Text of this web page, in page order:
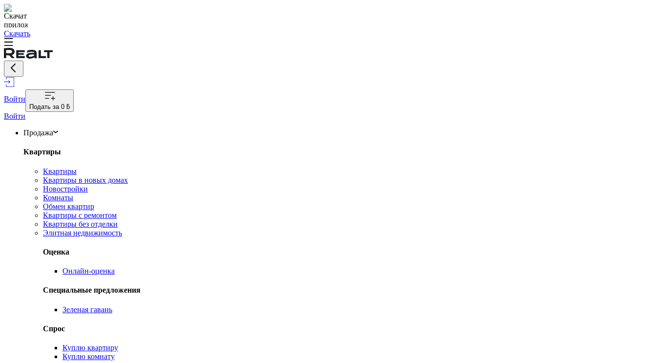
Скачать
Войти
Подать за 0 ƃ
Войти
Продажа
Квартиры
Квартиры
Квартиры в новых домах
Новостройки
Комнаты
Обмен квартир
Квартиры с ремонтом
Квартиры без отделки
Элитная недвижимость
Оценка
Онлайн-оценка
Специальные предложения
Зеленая гавань
Спрос
Куплю квартиру
Куплю комнату